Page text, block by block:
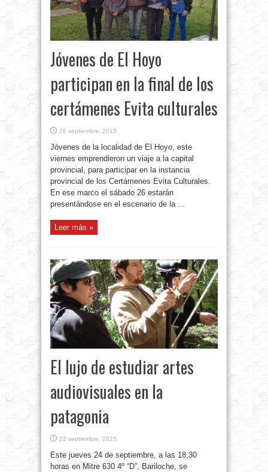
Jóvenes de El Hoyo
participan en la final de los
certámenes Evita culturales
26 septiembre, 2015
Jóvenes de la localidad de El Hoyo, este
viernes emprendieron un viaje a la capital
provincial, para participar en la instancia
provincial de los Certámenes Evita Culturales.
En ese marco el sábado 26 estarán
presentándose en el escenario de la ...
Leer más »
El lujo de estudiar artes
audiovisuales en la
patagonia
22 septiembre, 2015
Este jueves 24 de septiembre, a las 18,30
horas en Mitre 630 4º “D”, Bariloche, se